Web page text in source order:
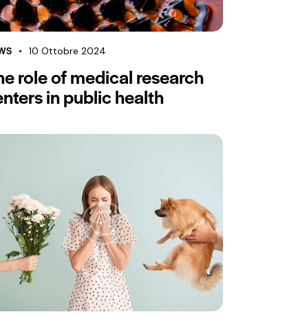
10 Ottobre 2024
role of medical research
in public health